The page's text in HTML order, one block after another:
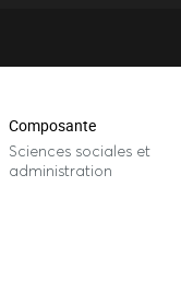
Composante
Sciences sociales et
administration